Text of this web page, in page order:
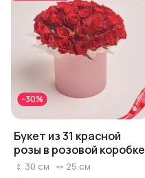
-30%
Букет из 31 красной
розы в розовой коробке
30 см 25 см